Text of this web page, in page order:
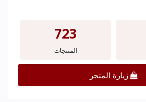
723
المنتجات
زيارة المتجر